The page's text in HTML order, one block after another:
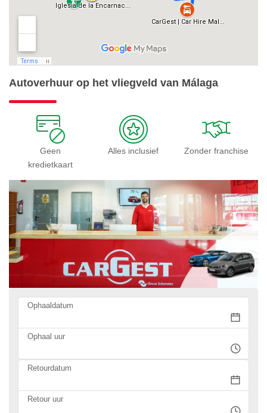
Autoverhuur op het vliegveld van Málaga
Geen
kredietkaart
Alles inclusief Zonder franchise
Ophaaldatum
Ophaal uur
Retourdatum
Retour uur